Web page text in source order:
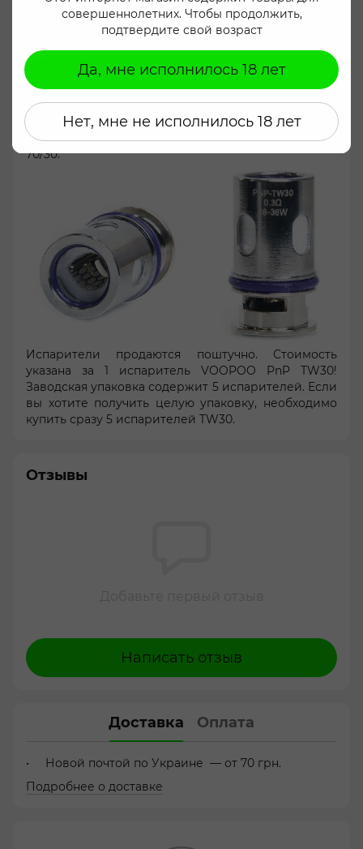
использование файлов cookie. Подробнее можно
ознакомиться на странице
Пользовательское
Согласиться
совершеннолетних. Чтобы продолжить,
подтвердите свой возраст
Да, мне исполнилось 18 лет
Нет, мне не исполнилось 18 лет
Лучший выбор жидкости для испарителя VG/PG
70/30.
Испарители продаются поштучно. Стоимость
указана за 1 испаритель VOOPOO PnP TW30!
Заводская упаковка содержит 5 испарителей. Если
вы хотите получить целую упаковку, необходимо
купить сразу 5 испарителей TW30.
Отзывы
Написать отзыв
Доставка Оплата
Новой почтой по Украине — от 70 грн.
Подробнее о доставке